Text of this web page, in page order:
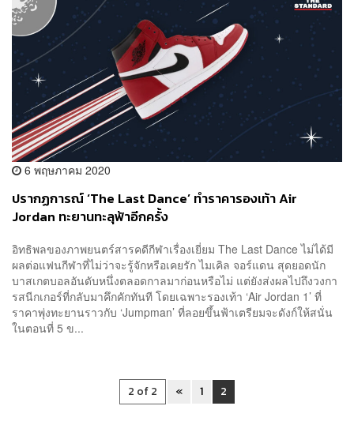
6 พฤษภาคม 2020
ปรากฏการณ์ ‘The Last Dance’ ทำราคารองเท้า Air
Jordan ทะยานทะลุฟ้าอีกครั้ง
อิทธิพลของภาพยนตร์สารคดีกีฬาเรื่องเยี่ยม The Last Dance ไม่ได้มี
ผลต่อแฟนกีฬาที่ไม่ว่าจะรู้จักหรือเคยรัก ไมเคิล จอร์แดน สุดยอดนัก
บาสเกตบอลอันดับหนึ่งตลอดกาลมาก่อนหรือไม่ แต่ยังส่งผลไปถึงวงกา
รสนีกเกอร์ที่กลับมาคึกคักทันที โดยเฉพาะรองเท้า ‘Air Jordan 1’ ที่
ราคาพุ่งทะยานราวกับ ‘Jumpman’ ที่ลอยขึ้นฟ้าเตรียมจะดังก์ให้สนั่น
ในตอนที่ 5 ข...
2 of 2 « 1 2